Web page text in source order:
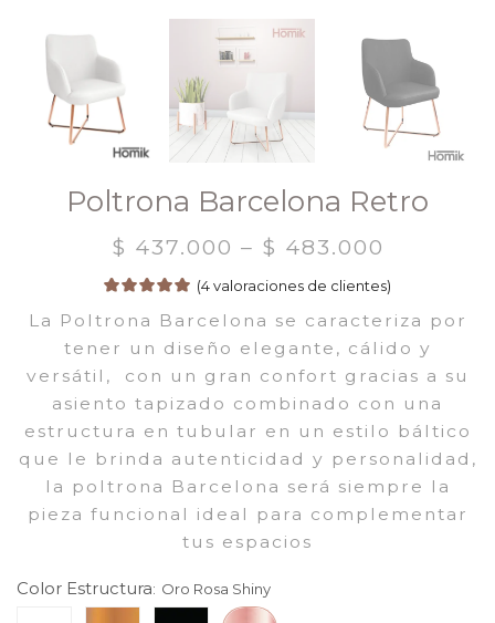
Poltrona Barcelona Retro
$ 437.000 – $ 483.000
(4valoraciones de clientes)
La Poltrona Barcelona se caracteriza por
tener un diseño elegante, cálido y
versátil, con un gran confort gracias a su
asiento tapizado combinado con una
estructura en tubular en un estilo báltico
que le brinda autenticidad y personalidad,
la poltrona Barcelona será siempre la
pieza funcional ideal para complementar
tus espacios
Color Estructura: Oro Rosa Shiny